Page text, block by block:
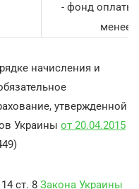
- фонд оплаты
менее
начисления и
, утвержденной
Украины от 20.04.2015
ст. 8 Закона Украины